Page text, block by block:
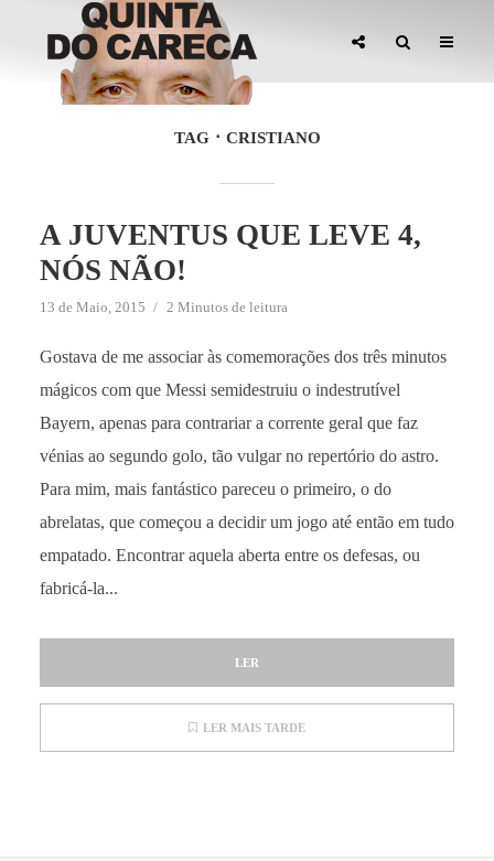
TAG CRISTIANO
A JUVENTUS QUE LEVE 4,
NÓS NÃO!
13 de Maio, 2015 2 Minutos de leitura
Gostava de me associar às comemorações dos três minutos
mágicos com que Messi semidestruiu o indestrutível
Bayern, apenas para contrariar a corrente geral que faz
vénias ao segundo golo, tão vulgar no repertório do astro.
Para mim, mais fantástico pareceu o primeiro, o do
abrelatas, que começou a decidir um jogo até então em tudo
empatado. Encontrar aquela aberta entre os defesas, ou
fabricá-la...
LER
LER MAIS TARDE